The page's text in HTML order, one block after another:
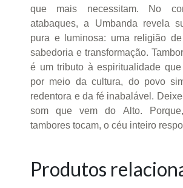
que mais necessitam. No
atabaques, a Umbanda revela
pura e luminosa: uma religião de
sabedoria e transformação.
é um tributo à espiritualidade
por meio da cultura, do povo
redentora e da fé inabalável.
som que vem do Alto.
tambores tocam, o céu inteiro
Produtos